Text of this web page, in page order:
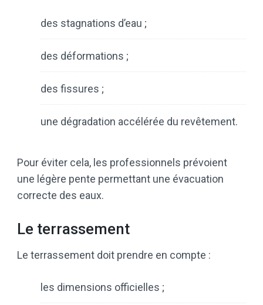
des stagnations d’eau ;
des déformations ;
des fissures ;
une dégradation accélérée du revêtement.
Pour éviter cela, les professionnels prévoient
une légère pente permettant une évacuation
correcte des eaux.
Le terrassement
Le terrassement doit prendre en compte :
les dimensions officielles ;